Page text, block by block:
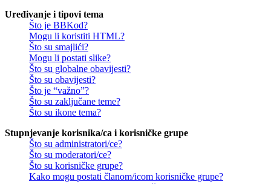
Uređivanje i tipovi tema
Što je BBKod?
Mogu li koristiti HTML?
Što su smajlići?
Mogu li postati slike?
Što su globalne obavijesti?
Što su obavijesti?
Što je “važno”?
Što su zaključane teme?
Što su ikone tema?
Stupnjevanje korisnika/ca i korisničke grupe
Što su administratori/ce?
Što su moderatori/ce?
Što su korisničke grupe?
Kako mogu postati članom/icom korisničke grupe?